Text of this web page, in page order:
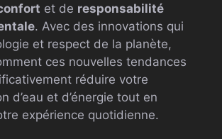
et de responsabilité
. Avec des innovations qui
et respect de la planète,
ces nouvelles tendances
réduire votre
d’eau et d’énergie tout en
expérience quotidienne.